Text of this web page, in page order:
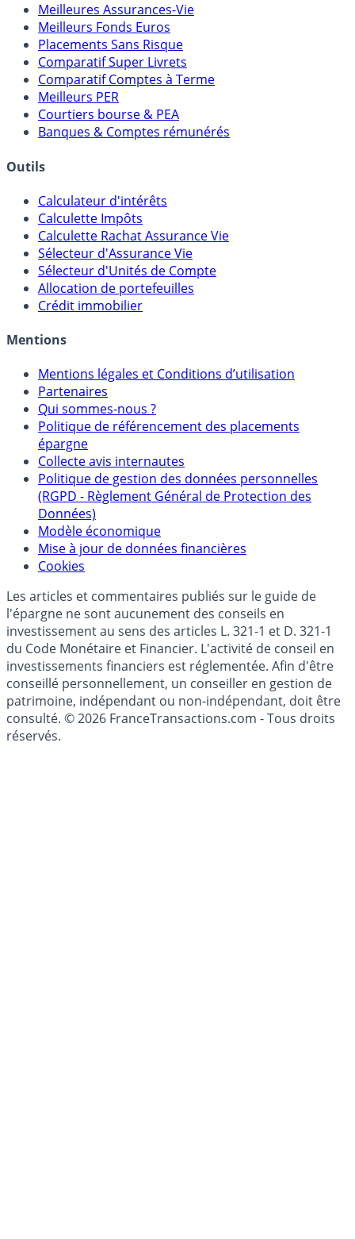
Meilleures Assurances-Vie
Meilleurs Fonds Euros
Placements Sans Risque
Comparatif Super Livrets
Comparatif Comptes à Terme
Meilleurs PER
Courtiers bourse & PEA
Banques & Comptes rémunérés
Outils
Calculateur d'intérêts
Calculette Impôts
Calculette Rachat Assurance Vie
Sélecteur d'Assurance Vie
Sélecteur d'Unités de Compte
Allocation de portefeuilles
Crédit immobilier
Mentions
Mentions légales et Conditions d’utilisation
Partenaires
Qui sommes-nous ?
Politique de référencement des placements
épargne
Collecte avis internautes
Politique de gestion des données personnelles
(RGPD - Règlement Général de Protection des
Données)
Modèle économique
Mise à jour de données financières
Cookies
Les articles et commentaires publiés sur le guide de
l'épargne ne sont aucunement des conseils en
investissement au sens des articles L. 321-1 et D. 321-1
du Code Monétaire et Financier. L'activité de conseil en
investissements financiers est réglementée. Afin d'être
conseillé personnellement, un conseiller en gestion de
patrimoine, indépendant ou non-indépendant, doit être
consulté. © 2026 FranceTransactions.com - Tous droits
réservés.